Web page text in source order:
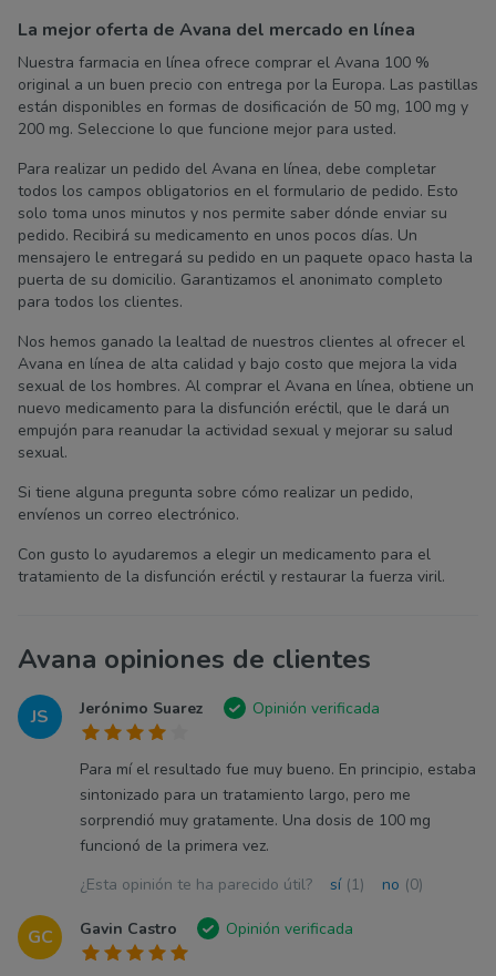
La mejor oferta de Avana del mercado en línea
Nuestra farmacia en línea ofrece comprar el Avana 100 %
original a un buen precio con entrega por la Europa. Las pastillas
están disponibles en formas de dosificación de 50 mg, 100 mg y
200 mg. Seleccione lo que funcione mejor para usted.
Para realizar un pedido del Avana en línea, debe completar
todos los campos obligatorios en el formulario de pedido. Esto
solo toma unos minutos y nos permite saber dónde enviar su
pedido. Recibirá su medicamento en unos pocos días. Un
mensajero le entregará su pedido en un paquete opaco hasta la
puerta de su domicilio. Garantizamos el anonimato completo
para todos los clientes.
Nos hemos ganado la lealtad de nuestros clientes al ofrecer el
Avana en línea de alta calidad y bajo costo que mejora la vida
sexual de los hombres. Al comprar el Avana en línea, obtiene un
nuevo medicamento para la disfunción eréctil, que le dará un
empujón para reanudar la actividad sexual y mejorar su salud
sexual.
Si tiene alguna pregunta sobre cómo realizar un pedido,
envíenos un correo electrónico.
Con gusto lo ayudaremos a elegir un medicamento para el
tratamiento de la disfunción eréctil y restaurar la fuerza viril.
Avana opiniones de clientes
JS Jerónimo Suarez Opinión verificada
Para mí el resultado fue muy bueno. En principio, estaba
sintonizado para un tratamiento largo, pero me
sorprendió muy gratamente. Una dosis de 100 mg
funcionó de la primera vez.
¿Esta opinión te ha parecido útil?
sí (1) no (0)
GC Gavin Castro Opinión verificada